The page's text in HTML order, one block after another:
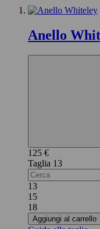
Anello
125 €
13
13
15
18
Aggiungi al carrello